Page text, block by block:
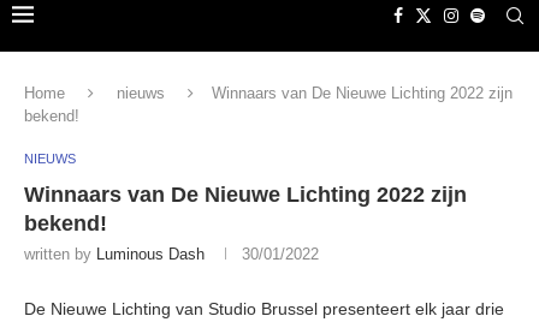
Home nieuws
Winnaars van De Nieuwe Lichting 2022 zijn
bekend!
NIEUWS
Winnaars van De Nieuwe Lichting 2022 zijn
bekend!
written by Luminous Dash 30/01/2022
De Nieuwe Lichting van Studio Brussel presenteert elk jaar drie